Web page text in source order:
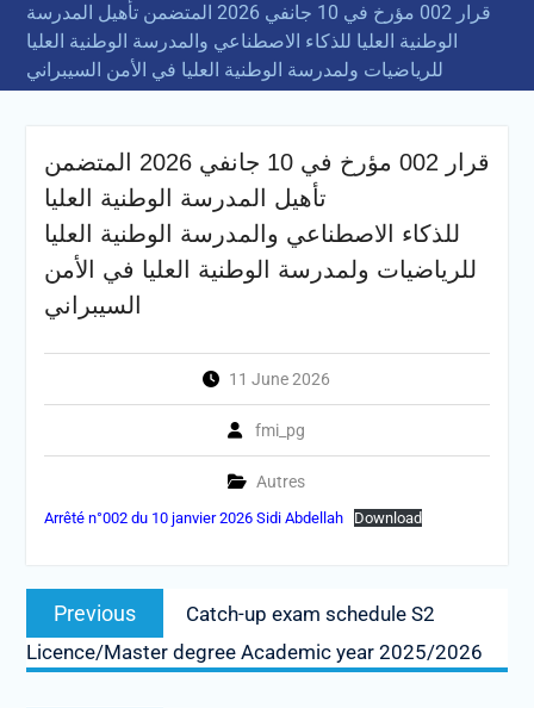
قرار 002 مؤرخ في 10 جانفي 2026 المتضمن تأهيل المدرسة
الوطنية العليا للذكاء الاصطناعي والمدرسة الوطنية العليا
قرار 002 مؤرخ في 10 جانفي 2026 المتضمن
تأهيل المدرسة الوطنية العليا
للذكاء الاصطناعي والمدرسة الوطنية العليا
للرياضيات ولمدرسة الوطنية العليا في الأمن
11 June 2026
fmi_pg
Autres
Arrêté n°002 du 10 janvier 2026 Sidi Abdellah Download
Post
navigation
Previous
Previous
post:
Catch-up exam schedule S2
Licence/Master degree Academic year 2025/2026